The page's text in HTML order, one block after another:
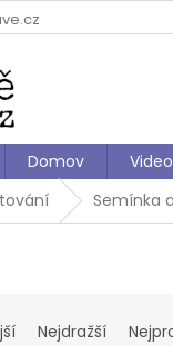
Domov
Semínka
Nejdražší